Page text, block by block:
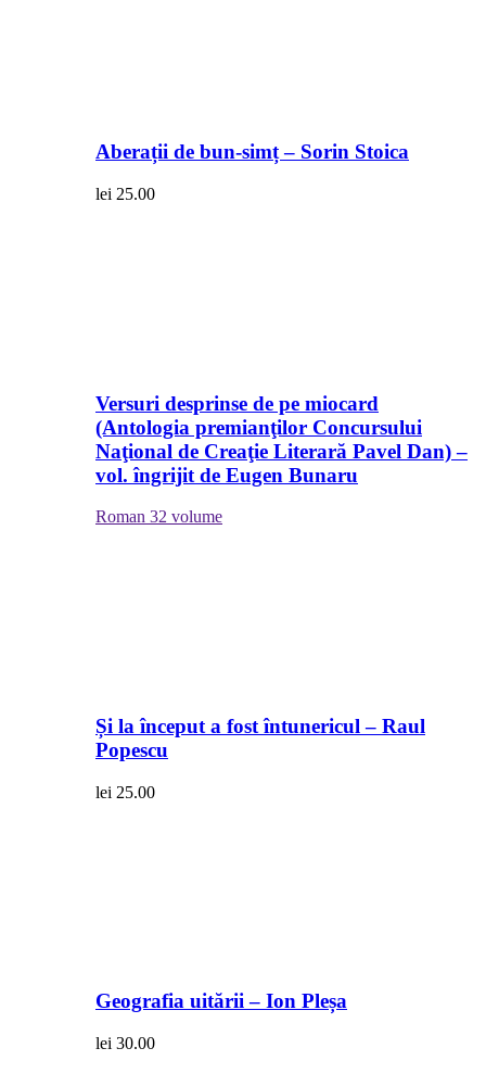
Aberații de bun-simț – Sorin Stoica
lei 25.00
Versuri desprinse de pe miocard
(Antologia premianţilor Concursului
Naţional de Creaţie Literară Pavel Dan) –
vol. îngrijit de Eugen Bunaru
Roman 32 volume
Și la început a fost întunericul – Raul
Popescu
lei 25.00
Geografia uitării – Ion Pleșa
lei 30.00